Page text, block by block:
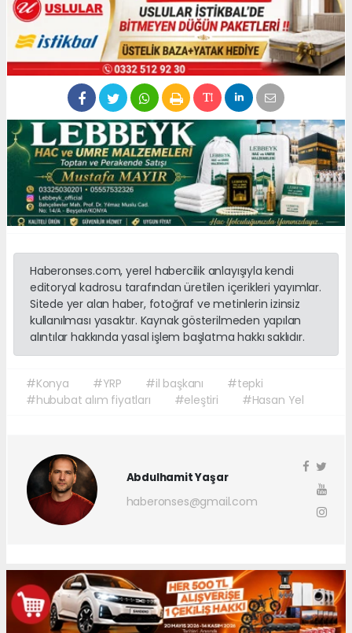
Haberonses.com, yerel habercilik anlayışıyla kendi
editoryal kadrosu tarafından üretilen içerikleri yayımlar.
Sitede yer alan haber, fotoğraf ve metinlerin izinsiz
kullanılması yasaktır. Kaynak gösterilmeden yapılan
alıntılar hakkında yasal işlem başlatma hakkı saklıdır.
#Konya #YRP #il başkanı
#tepki
#hububat alım fiyatları
#eleştiri #Hasan Yel
Abdulhamit Yaşar
haberonses@gmail.com